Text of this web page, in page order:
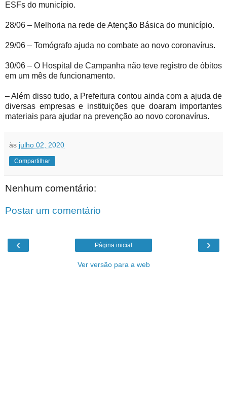
ESFs do município.
28/06 – Melhoria na rede de Atenção Básica do município.
29/06 – Tomógrafo ajuda no combate ao novo coronavírus.
30/06 – O Hospital de Campanha não teve registro de óbitos
em um mês de funcionamento.
– Além disso tudo, a Prefeitura contou ainda com a ajuda de
diversas empresas e instituições que doaram importantes
materiais para ajudar na prevenção ao novo coronavírus.
às julho 02, 2020
Compartilhar
Nenhum comentário:
Postar um comentário
‹ ›
Página inicial
Ver versão para a web